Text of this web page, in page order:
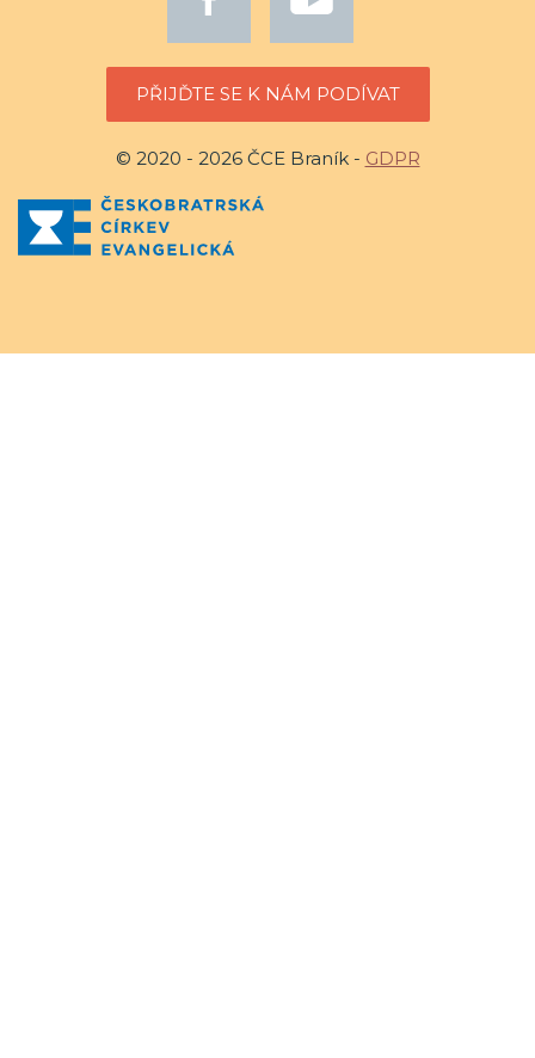
PŘIJĎTE SE K NÁM PODÍVAT
© 2020 - 2026 ČCE Braník - GDPR